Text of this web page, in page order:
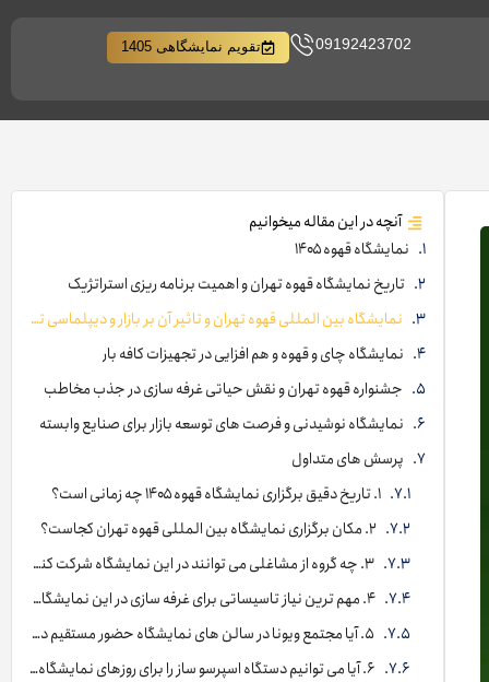
09192423702 تقویم نمایشگاهی 1405
آنچه در این مقاله میخوانیم
نمایشگاه قهوه ۱۴۰۵
تاریخ نمایشگاه قهوه تهران و اهمیت برنامه ریزی استراتژیک
نمایشگاه بین المللی قهوه تهران و تاثیر آن بر بازار و دیپلماسی تجاری
نمایشگاه چای و قهوه و هم افزایی در تجهیزات کافه بار
جشنواره قهوه تهران و نقش حیاتی غرفه سازی در جذب مخاطب
نمایشگاه نوشیدنی و فرصت های توسعه بازار برای صنایع وابسته
پرسش های متداول
۱. تاریخ دقیق برگزاری نمایشگاه قهوه ۱۴۰۵ چه زمانی است؟
۲. مکان برگزاری نمایشگاه بین المللی قهوه تهران کجاست؟
۳. چه گروه از مشاغلی می توانند در این نمایشگاه شرکت کنند؟
۴. مهم ترین نیاز تاسیساتی برای غرفه سازی در این نمایشگاه چیست؟
۵. آیا مجتمع ویونا در سالن های نمایشگاه حضور مستقیم دارد؟
۶. آیا می توانیم دستگاه اسپرسو ساز را برای روزهای نمایشگاه اجاره کنیم؟